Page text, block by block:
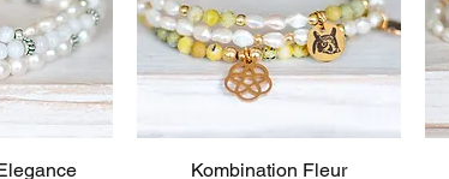
Schnellansicht
Kombination Fleur